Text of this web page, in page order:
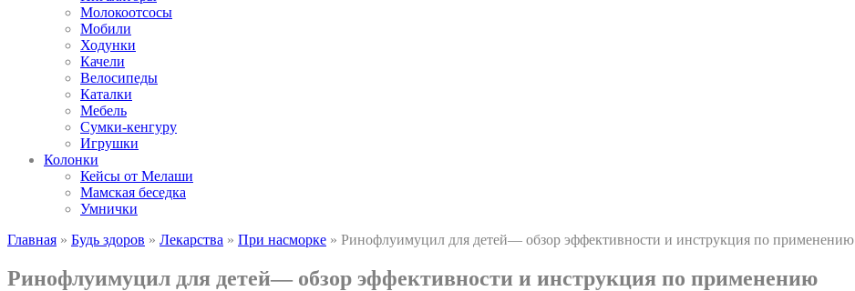
Молокоотсосы
Мобили
Ходунки
Качели
Велосипеды
Каталки
Мебель
Сумки-кенгуру
Игрушки
Колонки
Кейсы от Мелаши
Мамская беседка
Умнички
Главная » Будь здоров » Лекарства » При насморке » Ринофлуимуцил для детей— обзор эффективности и инструкция по применению
Ринофлуимуцил для детей— обзор эффективности и инструкция по применению